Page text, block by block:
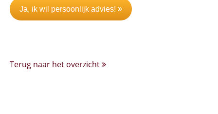
Ja, ik wil persoonlijk advies!
Terug naar het overzicht